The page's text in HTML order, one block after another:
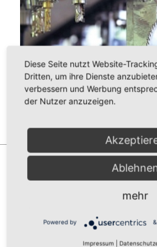
Diese Seite nutzt Website-
Dritten, um ihre Dienste
verbessern und Werbung
der Nutzer anzuzeigen.
mehr
Powered by &
Impressum